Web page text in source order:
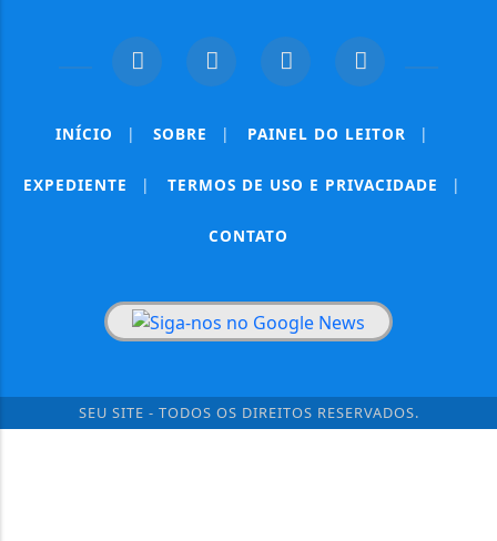
INÍCIO | SOBRE | PAINEL DO LEITOR |
EXPEDIENTE | TERMOS DE USO E PRIVACIDADE |
CONTATO
SEU SITE - TODOS OS DIREITOS RESERVADOS.